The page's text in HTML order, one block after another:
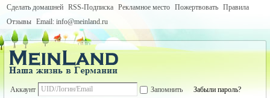
Сделать домашней RSS-Подписка Рекламное место Пожертвовать Правила
Отзывы Email: info@meinland.ru
Аккаунт Запомнить Забыли пароль?